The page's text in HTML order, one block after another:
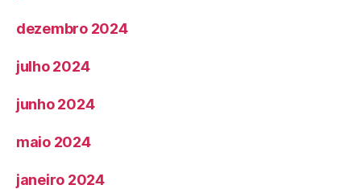
dezembro 2024
julho 2024
junho 2024
maio 2024
janeiro 2024